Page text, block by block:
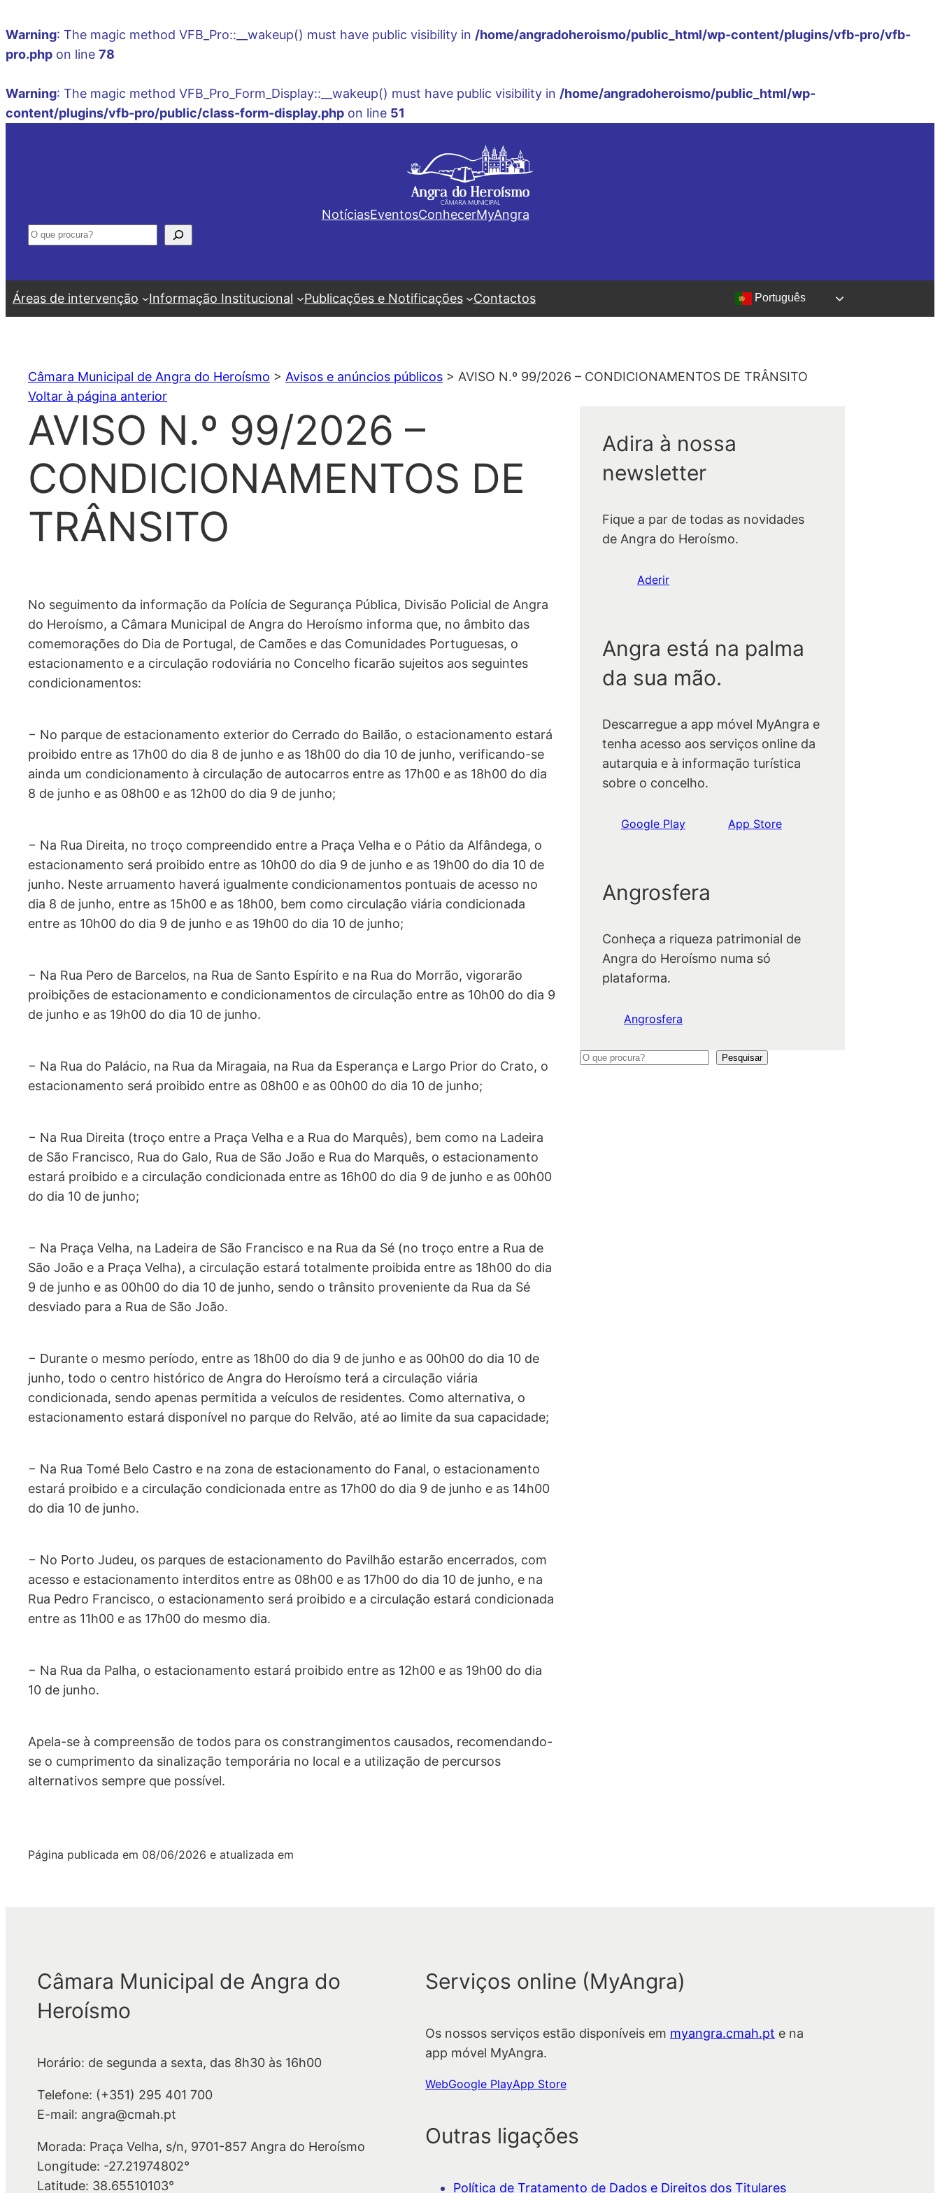
Warning: The magic method VFB_Pro::__wakeup() must have public visibility in /home/angradoheroismo/public_html/wp-content/plugins/vfb-pro/vfb-
pro.php on line 78
Warning: The magic method VFB_Pro_Form_Display::__wakeup() must have public visibility in /home/angradoheroismo/public_html/wp-
content/plugins/vfb-pro/public/class-form-display.php on line 51
NotíciasEventosConhecerMyAngra
Pesquisar
Áreas de intervenção Informação Institucional Publicações e Notificações Contactos Português
Câmara Municipal de Angra do Heroísmo > Avisos e anúncios públicos > AVISO N.º 99/2026 – CONDICIONAMENTOS DE TRÂNSITO
Voltar à página anterior
AVISO N.º 99/2026 –
CONDICIONAMENTOS DE
TRÂNSITO
No seguimento da informação da Polícia de Segurança Pública, Divisão Policial de Angra
do Heroísmo, a Câmara Municipal de Angra do Heroísmo informa que, no âmbito das
comemorações do Dia de Portugal, de Camões e das Comunidades Portuguesas, o
estacionamento e a circulação rodoviária no Concelho ficarão sujeitos aos seguintes
condicionamentos:
− No parque de estacionamento exterior do Cerrado do Bailão, o estacionamento estará
proibido entre as 17h00 do dia 8 de junho e as 18h00 do dia 10 de junho, verificando-se
ainda um condicionamento à circulação de autocarros entre as 17h00 e as 18h00 do dia
8 de junho e as 08h00 e as 12h00 do dia 9 de junho;
− Na Rua Direita, no troço compreendido entre a Praça Velha e o Pátio da Alfândega, o
estacionamento será proibido entre as 10h00 do dia 9 de junho e as 19h00 do dia 10 de
junho. Neste arruamento haverá igualmente condicionamentos pontuais de acesso no
dia 8 de junho, entre as 15h00 e as 18h00, bem como circulação viária condicionada
entre as 10h00 do dia 9 de junho e as 19h00 do dia 10 de junho;
− Na Rua Pero de Barcelos, na Rua de Santo Espírito e na Rua do Morrão, vigorarão
proibições de estacionamento e condicionamentos de circulação entre as 10h00 do dia 9
de junho e as 19h00 do dia 10 de junho.
− Na Rua do Palácio, na Rua da Miragaia, na Rua da Esperança e Largo Prior do Crato, o
estacionamento será proibido entre as 08h00 e as 00h00 do dia 10 de junho;
− Na Rua Direita (troço entre a Praça Velha e a Rua do Marquês), bem como na Ladeira
de São Francisco, Rua do Galo, Rua de São João e Rua do Marquês, o estacionamento
estará proibido e a circulação condicionada entre as 16h00 do dia 9 de junho e as 00h00
do dia 10 de junho;
− Na Praça Velha, na Ladeira de São Francisco e na Rua da Sé (no troço entre a Rua de
São João e a Praça Velha), a circulação estará totalmente proibida entre as 18h00 do dia
9 de junho e as 00h00 do dia 10 de junho, sendo o trânsito proveniente da Rua da Sé
desviado para a Rua de São João.
− Durante o mesmo período, entre as 18h00 do dia 9 de junho e as 00h00 do dia 10 de
junho, todo o centro histórico de Angra do Heroísmo terá a circulação viária
condicionada, sendo apenas permitida a veículos de residentes. Como alternativa, o
estacionamento estará disponível no parque do Relvão, até ao limite da sua capacidade;
− Na Rua Tomé Belo Castro e na zona de estacionamento do Fanal, o estacionamento
estará proibido e a circulação condicionada entre as 17h00 do dia 9 de junho e as 14h00
do dia 10 de junho.
− No Porto Judeu, os parques de estacionamento do Pavilhão estarão encerrados, com
acesso e estacionamento interditos entre as 08h00 e as 17h00 do dia 10 de junho, e na
Rua Pedro Francisco, o estacionamento será proibido e a circulação estará condicionada
entre as 11h00 e as 17h00 do mesmo dia.
− Na Rua da Palha, o estacionamento estará proibido entre as 12h00 e as 19h00 do dia
10 de junho.
Apela-se à compreensão de todos para os constrangimentos causados, recomendando-
se o cumprimento da sinalização temporária no local e a utilização de percursos
alternativos sempre que possível.
Página publicada em 08/06/2026 e atualizada em
Adira à nossa
newsletter
Fique a par de todas as novidades
de Angra do Heroísmo.
Aderir
Angra está na palma
da sua mão.
Descarregue a app móvel MyAngra e
tenha acesso aos serviços online da
autarquia e à informação turística
sobre o concelho.
Google Play App Store
Angrosfera
Conheça a riqueza patrimonial de
Angra do Heroísmo numa só
plataforma.
Angrosfera
P
Pesquisar
Câmara Municipal de Angra do
Heroísmo
Horário: de segunda a sexta, das 8h30 às 16h00
Telefone: (+351) 295 401 700
E-mail: angra@cmah.pt
Morada: Praça Velha, s/n, 9701-857 Angra do Heroísmo
Longitude: -27.21974802°
Latitude: 38.65510103°
Serviços online (MyAngra)
Os nossos serviços estão disponíveis em myangra.cmah.pt e na
app móvel MyAngra.
WebGoogle PlayApp Store
Outras ligações
Política de Tratamento de Dados e Direitos dos Titulares